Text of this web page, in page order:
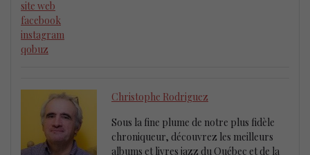
site web
facebook
instagram
qobuz
Christophe Rodriguez
Sous la fine plume de notre plus fidèle
chroniqueur, découvrez les meilleurs
albums et livres jazz du Québec et de la